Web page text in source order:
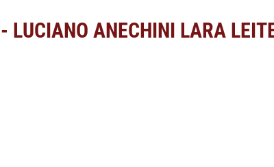
- LUCIANO ANECHINI LARA